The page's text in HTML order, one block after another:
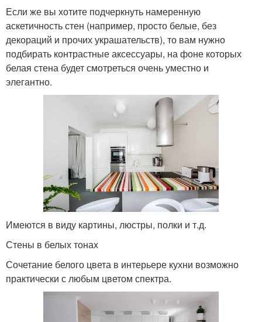
Если же вы хотите подчеркнуть намеренную
аскетичность стен (например, просто белые, без
декораций и прочих украшательств), то вам нужно
подбирать контрастные аксессуары, на фоне которых
белая стена будет смотреться очень уместно и
элегантно.
Имеются в виду картины, люстры, полки и т.д.
Стены в белых тонах
Сочетание белого цвета в интерьере кухни возможно
практически с любым цветом спектра.